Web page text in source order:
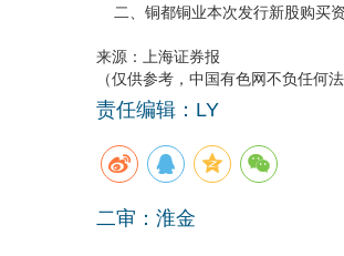
二、铜都铜业本次发行新股购买
来源：上海证券报
（仅供参考，中国有色网不负任何法
责任编辑：LY
二审：淮金